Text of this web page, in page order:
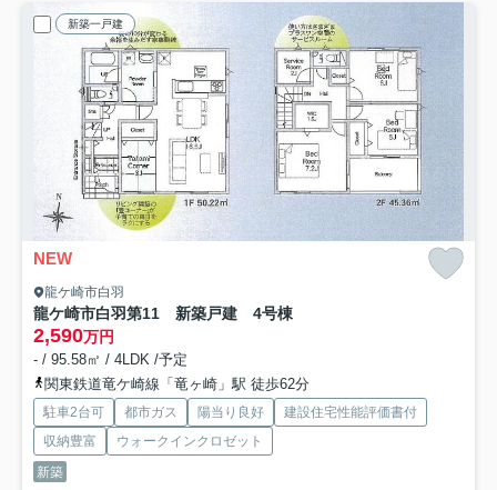
新築一戸建
NEW
龍ケ崎市白羽
龍ケ崎市白羽第11 新築戸建 4号棟
2,590万円
- / 95.58㎡ / 4LDK /予定
関東鉄道竜ケ崎線「竜ヶ崎」駅 徒歩62分
駐車2台可 都市ガス 陽当り良好
建設住宅性能評価書付
収納豊富
ウォークインクロゼット
新築